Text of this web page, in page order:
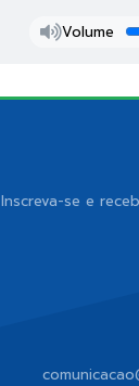
Volume
Inscreva-se e